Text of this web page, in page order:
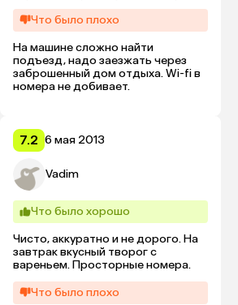
Что было плохо
На машине сложно найти
подъезд, надо заезжать через
заброшенный дом отдыха. Wi-fi в
номера не добивает.
7.2 6 мая 2013
Vadim
Что было хорошо
Чисто, аккуратно и не дорого. На
завтрак вкусный творог с
вареньем. Просторные номера.
Что было плохо